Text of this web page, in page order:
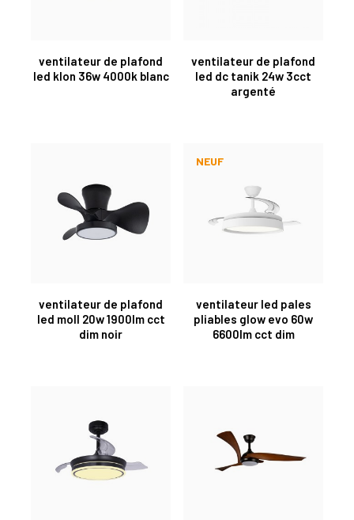
ventilateur de plafond
led klon 36w 4000k blanc
ventilateur de plafond
led dc tanik 24w 3cct
argenté
ventilateur de plafond
led moll 20w 1900lm cct
dim noir
ventilateur led pales
pliables glow evo 60w
6600lm cct dim
NEUF